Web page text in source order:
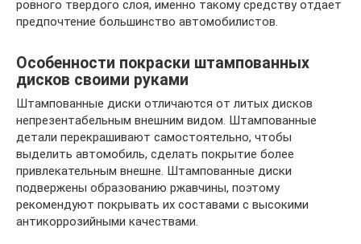
ровного твердого слоя, именно такому средству отдает
предпочтение большинство автомобилистов.
Особенности покраски штампованных
дисков своими руками
Штампованные диски отличаются от литых дисков
непрезентабельным внешним видом. Штампованные
детали перекрашивают самостоятельно, чтобы
выделить автомобиль, сделать покрытие более
привлекательным внешне. Штампованные диски
подвержены образованию ржавчины, поэтому
рекомендуют покрывать их составами с высокими
антикоррозийными качествами.